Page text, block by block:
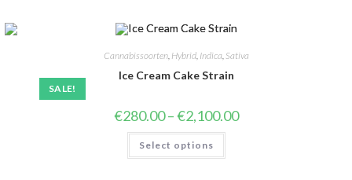
SALE!
Cannabissoorten, Hybrid, Indica, Sativa
Ice Cream Cake Strain
€280.00 –€2,100.00
Select options